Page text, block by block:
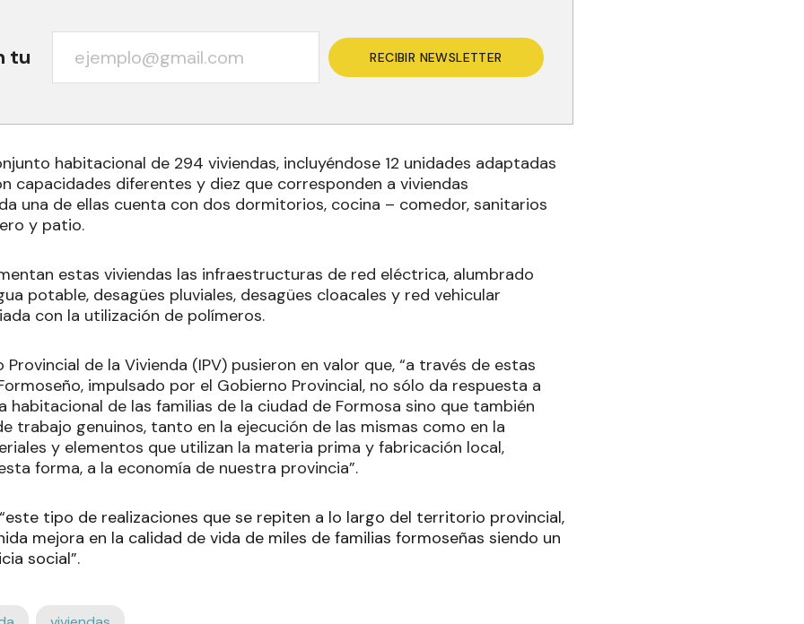
tu RECIBIR NEWSLETTER
habitacional de 294 viviendas, incluyéndose 12 unidades adaptadas
capacidades diferentes y diez que corresponden a viviendas
una de ellas cuenta con dos dormitorios, cocina – comedor, sanitarios
y patio.
estas viviendas las infraestructuras de red eléctrica, alumbrado
potable, desagües pluviales, desagües cloacales y red vehicular
con la utilización de polímeros.
de la Vivienda (IPV) pusieron en valor que, “a través de estas
impulsado por el Gobierno Provincial, no sólo da respuesta a
habitacional de las familias de la ciudad de Formosa sino que también
trabajo genuinos, tanto en la ejecución de las mismas como en la
y elementos que utilizan la materia prima y fabricación local,
forma, a la economía de nuestra provincia”.
tipo de realizaciones que se repiten a lo largo del territorio provincial,
mejora en la calidad de vida de miles de familias formoseñas siendo un
social”.